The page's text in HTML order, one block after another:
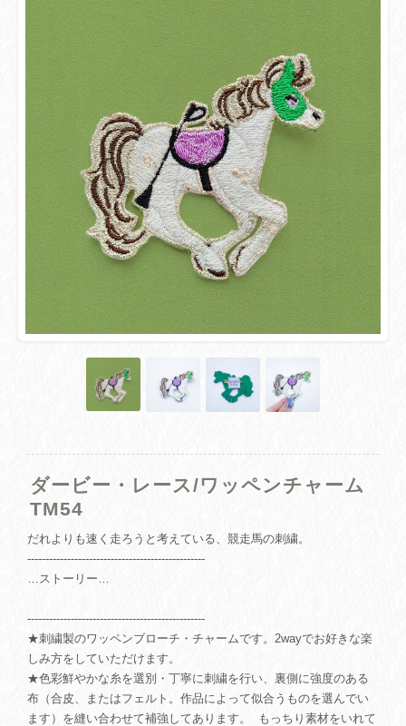
ダービー・レース/ワッペンチャーム
TM54
だれよりも速く走ろうと考えている、競走馬の刺繍。
-------------------------------------------------
…ストーリー…
-------------------------------------------------
★刺繍製のワッペンブローチ・チャームです。2wayでお好きな楽
しみ方をしていただけます。
★色彩鮮やかな糸を選別・丁寧に刺繍を行い、裏側に強度のある
布（合皮、またはフェルト。作品によって似合うものを選んでい
ます）を縫い合わせて補強してあります。 もっちり素材をいれて